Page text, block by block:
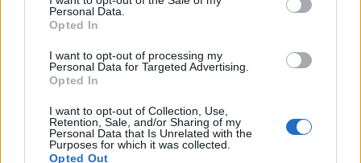
Personal Data.
Opted In
I want to opt-out of processing my
Personal Data for Targeted Advertising.
Opted In
I want to opt-out of Collection, Use,
Retention, Sale, and/or Sharing of my
Personal Data that Is Unrelated with the
Purposes for which it was collected.
Opted Out
Continua a leggere